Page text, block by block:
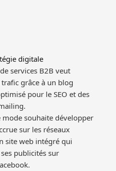
digitale
services B2B veut
grâce à un blog
pour le SEO et des
souhaite développer
sur les réseaux
site web intégré qui
publicités sur